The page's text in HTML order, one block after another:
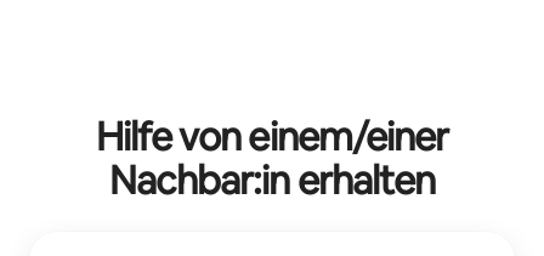
Hilfe von einem/einer
Nachbar:in erhalten